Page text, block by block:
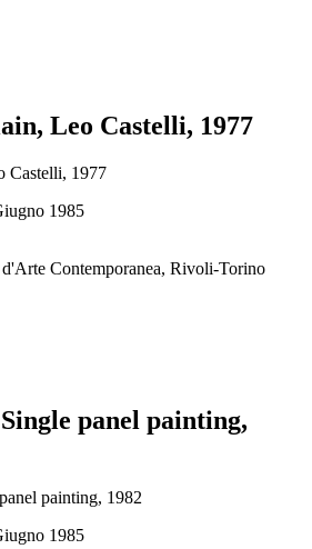
Leo Castelli, 1977
1985
Contemporanea, Rivoli-Torino
panel painting,
1985